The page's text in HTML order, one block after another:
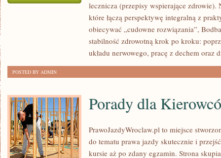
TCMlecznicza (przepisy wspierające zdrowie).
które łączą perspektywę integralną z
obiecywać „cudowne rozwiązania”,
stabilność zdrowotną krok po kroku:
układu nerwowego, pracę z dechem oraz
POSTED BY ADMIN
Porady dla
PrawoJazdyWroclaw.pl to miejsce
do tematu prawa jazdy skutecznie i
kursie aż po zdany egzamin. Strona